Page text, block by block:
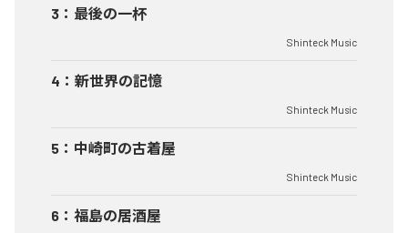
3 ： 最後の一杯
Shinteck Music
4 ： 新世界の記憶
Shinteck Music
5 ： 中崎町の古着屋
Shinteck Music
6 ： 福島の居酒屋